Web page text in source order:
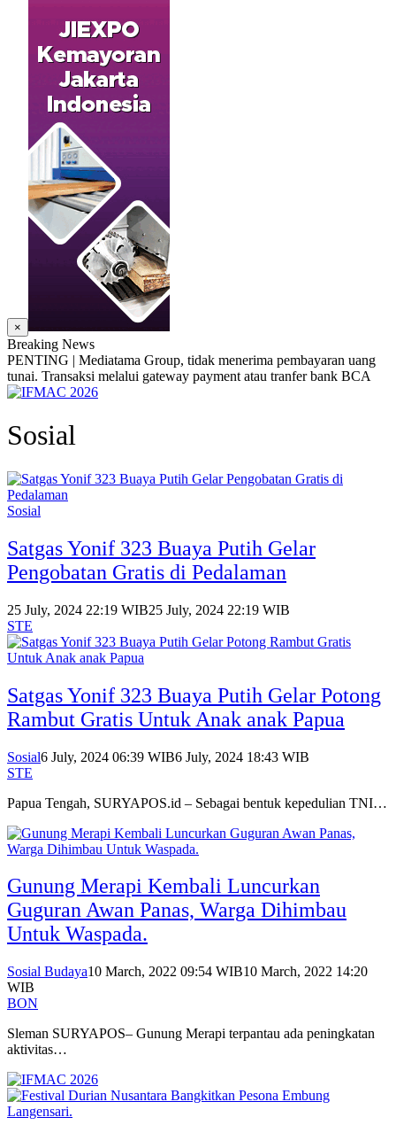
×
Breaking News
PENTING | Mediatama Group, tidak menerima pembayaran uang
tunai. Transaksi melalui gateway payment atau tranfer bank BCA
Sosial
Sosial
Satgas Yonif 323 Buaya Putih Gelar
Pengobatan Gratis di Pedalaman
25 July, 2024 22:19 WIB25 July, 2024 22:19 WIB
STE
Satgas Yonif 323 Buaya Putih Gelar Potong
Rambut Gratis Untuk Anak anak Papua
Sosial6 July, 2024 06:39 WIB6 July, 2024 18:43 WIB
STE
Papua Tengah, SURYAPOS.id – Sebagai bentuk kepedulian TNI…
Gunung Merapi Kembali Luncurkan
Guguran Awan Panas, Warga Dihimbau
Untuk Waspada.
Sosial Budaya10 March, 2022 09:54 WIB10 March, 2022 14:20
WIB
BON
Sleman SURYAPOS– Gunung Merapi terpantau ada peningkatan
aktivitas…